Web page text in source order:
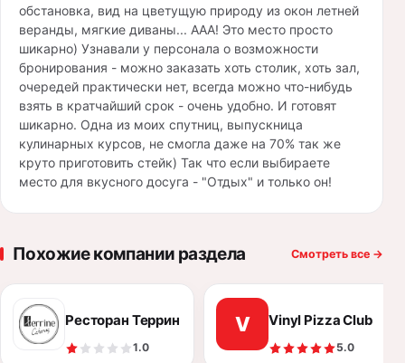
обстановка, вид на цветущую природу из окон летней
веранды, мягкие диваны... ААА! Это место просто
шикарно) Узнавали у персонала о возможности
бронирования - можно заказать хоть столик, хоть зал,
очередей практически нет, всегда можно что-нибудь
взять в кратчайший срок - очень удобно. И готовят
шикарно. Одна из моих спутниц, выпускница
кулинарных курсов, не смогла даже на 70% так же
круто приготовить стейк) Так что если выбираете
место для вкусного досуга - "Отдых" и только он!
Похожие компании раздела Смотреть все →
Ресторан Террин (Terrin)
1.0
V Vinyl Pizza Club
5.0